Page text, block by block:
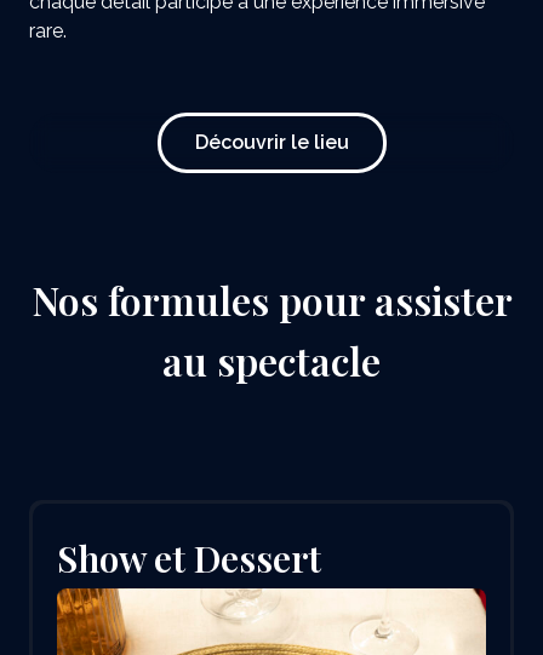
rare.
Découvrir le lieu
Nos formules pour assister
au spectacle
Show et Dessert